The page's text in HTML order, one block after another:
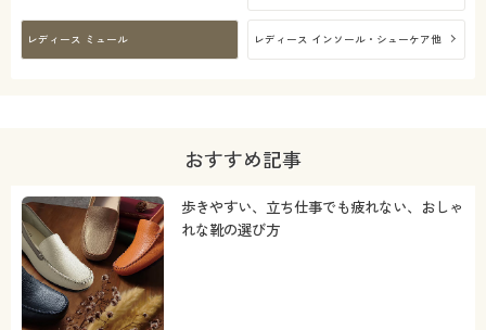
レディース ミュール レディース インソール・シューケア他
おすすめ記事
歩きやすい、立ち仕事でも疲れない、おしゃ
れな靴の選び方